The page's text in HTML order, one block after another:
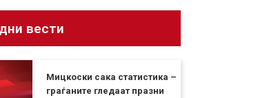
вести
Мицкоски сака статистика –
граѓаните гледаат празни